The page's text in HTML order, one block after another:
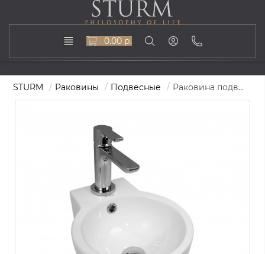
0.00 р.
STURM Раковины Подвесные Раковина подвесная RING MINI, 28x35, белая, ST-RING313313-TBNCR